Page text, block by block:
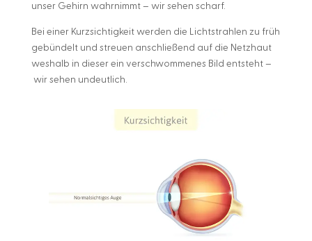
unser Gehirn wahrnimmt – wir sehen scharf.
Bei einer Kurzsichtigkeit werden die Lichtstrahlen zu früh
gebündelt und streuen anschließend auf die Netzhaut
weshalb in dieser ein verschwommenes Bild entsteht –
wir sehen undeutlich.